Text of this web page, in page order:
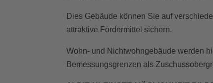
Dies Gebäude können Sie auf
attraktive Fördermittel sichern.
Wohn- und Nichtwohngebäude werden
Bemessungsgrenzen als